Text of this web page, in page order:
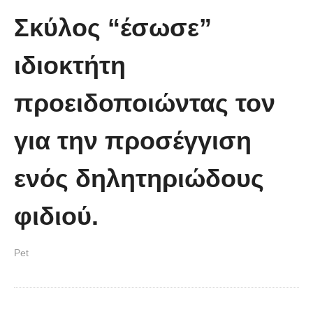
στον κόσμο!! (Video)
Σκύλος “έσωσε”
ιδιοκτήτη
προειδοποιώντας τον
για την προσέγγιση
ενός δηλητηριώδους
φιδιού.
Pet